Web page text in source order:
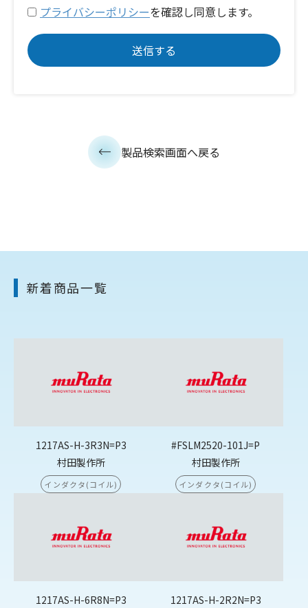
プライバシーポリシーを確認し同意します。
製品検索画面へ戻る
新着商品一覧
1217AS-H-3R3N=P3
村田製作所
インダクタ(コイル)
#FSLM2520-101J=P
村田製作所
インダクタ(コイル)
1217AS-H-6R8N=P3
1217AS-H-2R2N=P3